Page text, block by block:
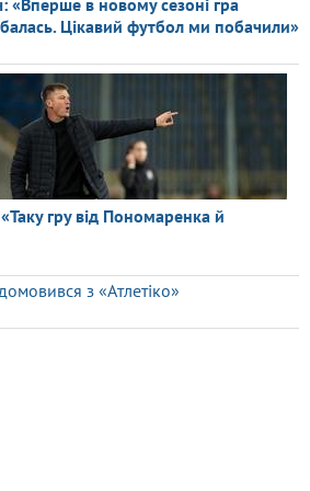
«Вперше в новому сезоні гра
Цікавий футбол ми побачили»
гру від Пономаренка й
з «Атлетіко»